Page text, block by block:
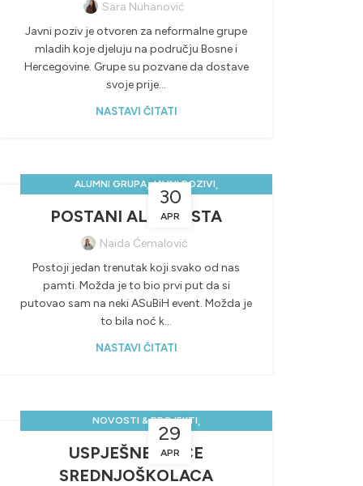
Sara Nuhanović
Javni poziv je otvoren za neformalne grupe
mladih koje djeluju na području Bosne i
Hercegovine. Grupe su pozvane da dostave
svoje prije...
NASTAVI ČITATI
30
APR
ALUMNI GRUPA,JAVNI POZIVI,
NOVOSTI & PROJEKTI
POSTANI ALUMNISTA
Naida Ćemalović
Postoji jedan trenutak koji svako od nas
pamti. Možda je to bio prvi put da si
putovao sam na neki ASuBiH event. Možda je
to bila noć k...
NASTAVI ČITATI
29
APR
NOVOSTI & PROJEKTI,
POZITIVNE SREDNJOŠKOLSKE PRIČE
SREDNJOŠKOLCI PRIČAJU!
USPJEŠNE PRIČE
SREDNJOŠKOLACA